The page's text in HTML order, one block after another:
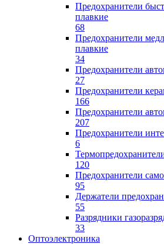
Предохранители
плавкие
68
Предохранители
плавкие
34
Предохранители
27
Предохранители
166
Предохранители
207
Предохранители
6
120
Предохранители
95
Держатели
55
Разрядники
33
Оптоэлектроника